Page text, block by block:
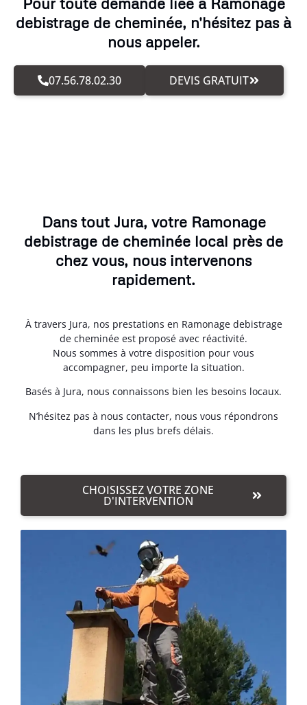
debistrage de cheminée, n'hésitez pas à
nous appeler.
07.56.78.02.30 DEVIS GRATUIT
Dans tout Jura, votre Ramonage
debistrage de cheminée local près de
chez vous, nous intervenons
rapidement.
À travers Jura, nos prestations en Ramonage debistrage
de cheminée est proposé avec réactivité.
Nous sommes à votre disposition pour vous
accompagner, peu importe la situation.
Basés à Jura, nous connaissons bien les besoins locaux.
N’hésitez pas à nous contacter, nous vous répondrons
dans les plus brefs délais.
CHOISISSEZ VOTRE ZONE
D'INTERVENTION